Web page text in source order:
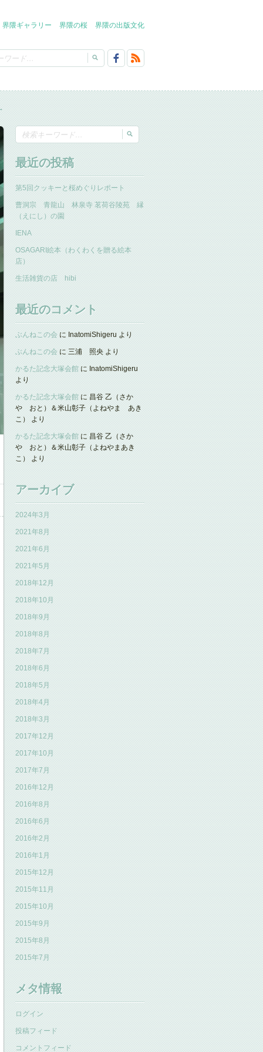
界隈ギャラリー 界隈の桜 界隈の出版文化
最近の投稿
第5回クッキーと桜めぐりレポート
曹洞宗 青龍山 林泉寺 茗荷谷陵苑 縁
（えにし）の園
IENA
OSAGARI絵本（わくわくを贈る絵本
店）
生活雑貨の店 hibi
最近のコメント
ぶんねこの会 に InatomiShigeru より
ぶんねこの会 に 三浦 照央 より
かるた記念大塚会館 に InatomiShigeru
より
かるた記念大塚会館 に 昌谷 乙（さか
や おと）＆米山彰子（よねやま あき
こ）
より
かるた記念大塚会館 に 昌谷 乙（さか
や おと）＆米山彰子（よねやまあき
こ）
より
アーカイブ
2024年3月
2021年8月
2021年6月
2021年5月
2018年12月
2018年10月
2018年9月
2018年8月
2018年7月
2018年6月
2018年5月
2018年4月
2018年3月
2017年12月
2017年10月
2017年7月
2016年12月
2016年8月
2016年6月
2016年2月
2016年1月
2015年12月
2015年11月
2015年10月
2015年9月
2015年8月
2015年7月
メタ情報
ログイン
投稿フィード
コメントフィード